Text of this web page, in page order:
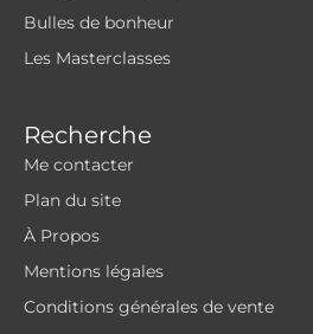
Bulles de bonheur
Les Masterclasses
Recherche
Me contacter
Plan du site
À Propos
Mentions légales
Conditions générales de vente